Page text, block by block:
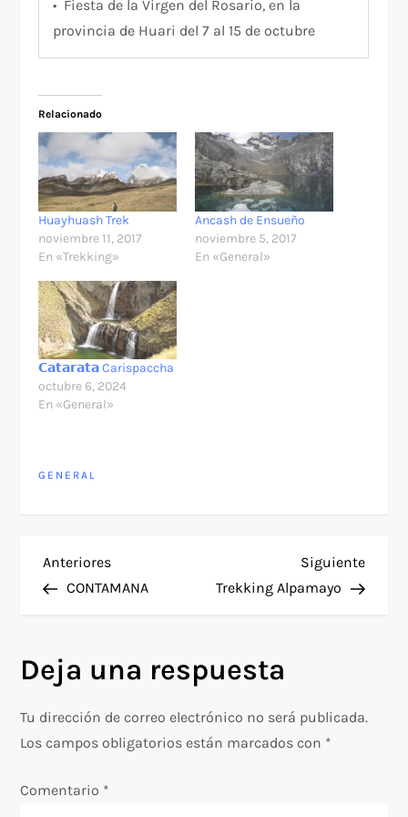
• Fiesta de la Virgen del Rosario, en la
provincia de Huari del 7 al 15 de octubre
Relacionado
Huayhuash Trek
noviembre 11, 2017
En «Trekking»
Ancash de Ensueño
noviembre 5, 2017
En «General»
𝗖𝗮𝘁𝗮𝗿𝗮𝘁𝗮 Carispaccha
octubre 6, 2024
En «General»
GENERAL
N
v
e
g
a
Entrada
anterior
Anteriores
CONTAMANA
Siguiente
Trekking Alpamayo
Deja una respuesta
Tu dirección de correo electrónico no será publicada.
Los campos obligatorios están marcados con *
Comentario *